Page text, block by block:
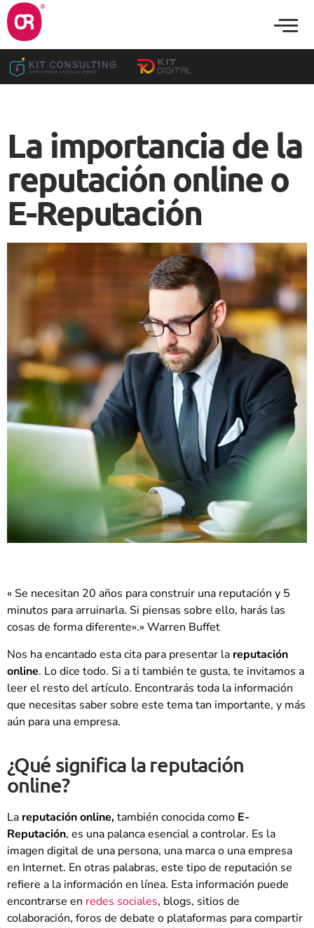
La importancia de la
reputación online o
E-Reputación
« Se necesitan 20 años para construir una reputación y 5
minutos para arruinarla. Si piensas sobre ello, harás las
cosas de forma diferente».» Warren Buffet
Nos ha encantado esta cita para presentar la reputación
online. Lo dice todo. Si a ti también te gusta, te invitamos a
leer el resto del artículo. Encontrarás toda la información
que necesitas saber sobre este tema tan importante, y más
aún para una empresa.
¿Qué significa la reputación
online?
La reputación online,también conocida como E-
Reputación, es una palanca esencial a controlar. Es la
imagen digital de una persona, una marca o una empresa
en Internet. En otras palabras, este tipo de reputación se
refiere a la información en línea. Esta información puede
encontrarse en redes sociales, blogs, sitios de
colaboración, foros de debate o plataformas para compartir